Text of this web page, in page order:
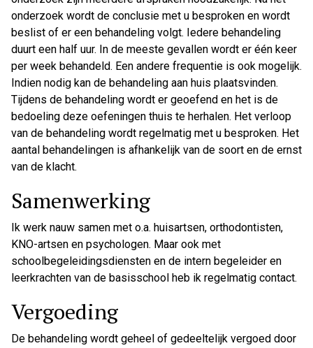
onderzoek wordt de conclusie met u besproken en wordt
beslist of er een behandeling volgt. Iedere behandeling
duurt een half uur. In de meeste gevallen wordt er één keer
per week behandeld. Een andere frequentie is ook mogelijk.
Indien nodig kan de behandeling aan huis plaatsvinden.
Tijdens de behandeling wordt er geoefend en het is de
bedoeling deze oefeningen thuis te herhalen. Het verloop
van de behandeling wordt regelmatig met u besproken. Het
aantal behandelingen is afhankelijk van de soort en de ernst
van de klacht.
Samenwerking
Ik werk nauw samen met o.a. huisartsen, orthodontisten,
KNO-artsen en psychologen. Maar ook met
schoolbegeleidingsdiensten en de intern begeleider en
leerkrachten van de basisschool heb ik regelmatig contact.
Vergoeding
De behandeling wordt geheel of gedeeltelijk vergoed door